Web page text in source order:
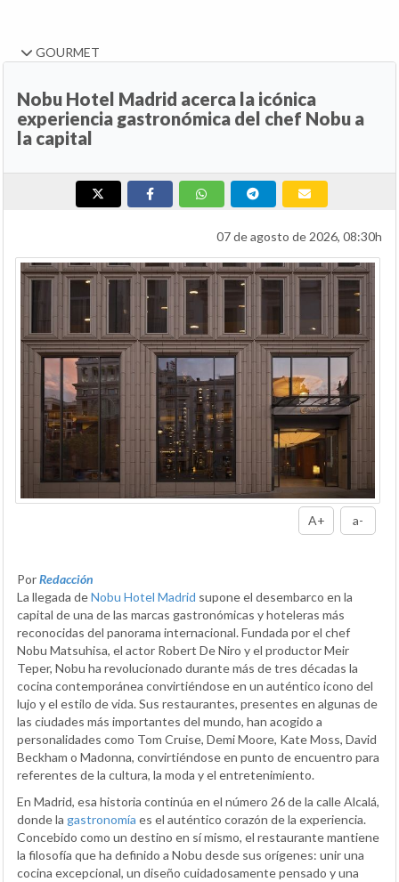
GOURMET
Nobu Hotel Madrid acerca la icónica
experiencia gastronómica del chef Nobu a
la capital
07 de agosto de 2026, 08:30h
A+ a-
PorRedacción
La llegada deNobu Hotel Madrid supone el desembarco en la
capital de una de las marcas gastronómicas y hoteleras más
reconocidas del panorama internacional. Fundada por el chef
Nobu Matsuhisa, el actor Robert De Niro y el productor Meir
Teper, Nobu ha revolucionado durante más de tres décadas la
cocina contemporánea convirtiéndose en un auténtico icono del
lujo y el estilo de vida. Sus restaurantes, presentes en algunas de
las ciudades más importantes del mundo, han acogido a
personalidades como Tom Cruise, Demi Moore, Kate Moss, David
Beckham o Madonna, convirtiéndose en punto de encuentro para
referentes de la cultura, la moda y el entretenimiento.
En Madrid, esa historia continúa en el número 26 de la calle Alcalá,
donde la gastronomía es el auténtico corazón de la experiencia.
Concebido como un destino en sí mismo, el restaurante mantiene
la filosofía que ha definido a Nobu desde sus orígenes: unir una
cocina excepcional, un diseño cuidadosamente pensado y una